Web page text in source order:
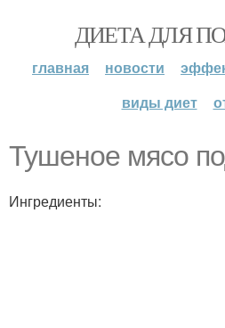
ДИЕТА ДЛЯ
главная новости
виды диет
Тушеное мясо
Ингредиенты: